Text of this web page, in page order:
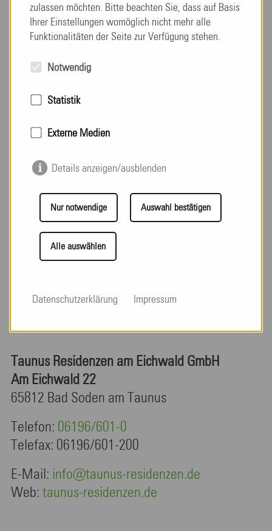
Erstkontakt Aufnahme
Brunnen Apotheke
Kostenregelung
Alle Informationen, die wir zur Reglung der Kosten
benötigen, finden Sie in den folgenden Dateien.
Taunus Residenzen am Eichwald GmbH
Am Eichwald 22
65812 Bad Soden am Taunus
Telefon: 06196/601-0
Telefax: 06196/601-200
E-Mail: info@taunus-residenzen.de
Web: taunus-residenzen.de
zulassen möchten. Bitte beachten Sie, dass auf Basis
Ihrer Einstellungen womöglich nicht mehr alle
Funktionalitäten der Seite zur Verfügung stehen.
Notwendig
Statistik
Externe Medien
Details anzeigen/ausblenden
Nur notwendige Auswahl bestätigen
Alle auswählen
Datenschutzerklärung Impressum